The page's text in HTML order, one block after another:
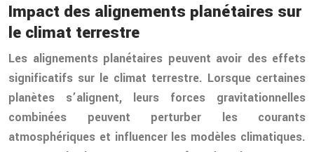
Impact des alignements planétaires sur
le climat terrestre
Les alignements planétaires peuvent avoir des effets
significatifs sur le climat terrestre. Lorsque certaines
planètes s’alignent, leurs forces gravitationnelles
combinées peuvent perturber les courants
atmosphériques et influencer les modèles climatiques.